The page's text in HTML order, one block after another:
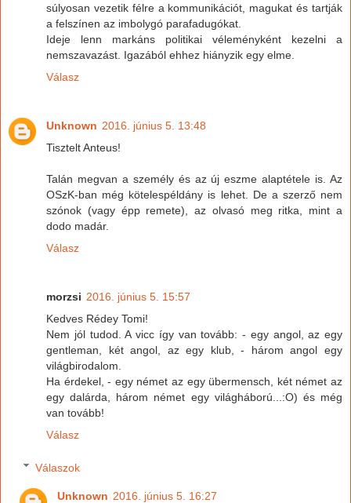
súlyosan vezetik félre a kommunikációt, magukat és tartják
a felszínen az imbolygó parafadugókat.
Ideje lenn markáns politikai véleményként kezelni a
nemszavazást. Igazából ehhez hiányzik egy elme.
Válasz
Unknown 2016. június 5. 13:48
Tisztelt Anteus!
Talán megvan a személy és az új eszme alaptétele is. Az
OSzK-ban még kötelespéldány is lehet. De a szerző nem
szónok (vagy épp remete), az olvasó meg ritka, mint a
dodo madár.
Válasz
morzsi 2016. június 5. 15:57
Kedves Rédey Tomi!
Nem jól tudod. A vicc így van tovább: - egy angol, az egy
gentleman, két angol, az egy klub, - három angol egy
világbirodalom.
Ha érdekel, - egy német az egy übermensch, két német az
egy dalárda, három német egy világháború...:O) és még
van tovább!
Válasz
Válaszok
Unknown 2016. június 5. 16:27